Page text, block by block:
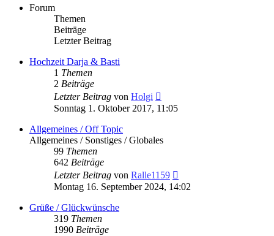
Forum
Themen
Beiträge
Letzter Beitrag
Hochzeit Darja & Basti
1 Themen
2 Beiträge
Letzter Beitrag von Holgi
Beitrag
Sonntag 1. Oktober 2017, 11:05
Allgemeines / Off Topic
Allgemeines / Sonstiges / Globales
99 Themen
642 Beiträge
Letzter Beitrag von Ralle1159
Beitrag
Montag 16. September 2024, 14:02
Grüße / Glückwünsche
319 Themen
1990 Beiträge